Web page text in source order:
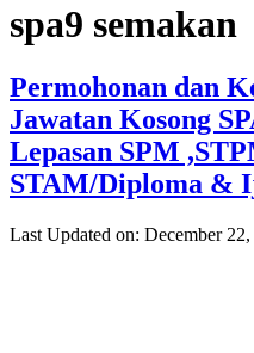
spa9 semakan
Permohonan dan
Jawatan Kosong
Lepasan SPM
STAM/Diploma &
Last Updated on: December